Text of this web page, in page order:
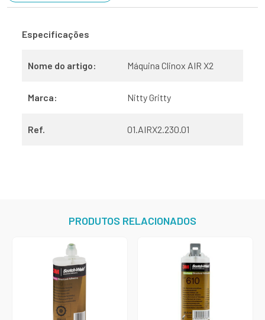
Especificações
Nome do artigo: Máquina Clinox AIR X2
Marca: Nitty Gritty
Ref. 01.AIRX2.230.01
PRODUTOS RELACIONADOS